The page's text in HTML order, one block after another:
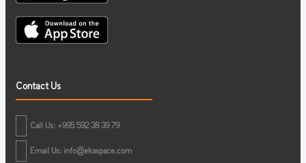
Contact Us
Call Us: +995 592 38 39 79
Email Us: info@ekaspace.com